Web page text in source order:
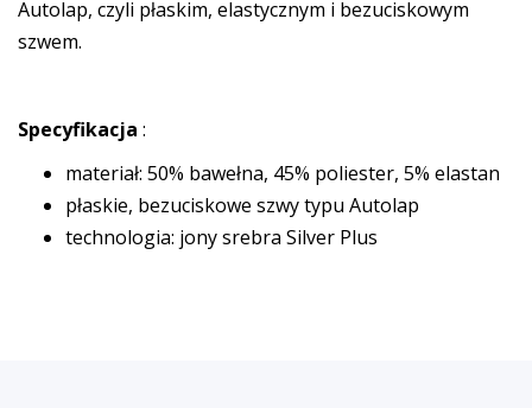
Autolap, czyli płaskim, elastycznym i bezuciskowym
szwem.
Specyfikacja :
materiał: 50% bawełna, 45% poliester, 5% elastan
płaskie, bezuciskowe szwy typu Autolap
technologia: jony srebra Silver Plus